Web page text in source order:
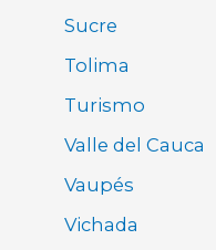
Sucre
Tolima
Turismo
Valle del Cauca
Vaupés
Vichada